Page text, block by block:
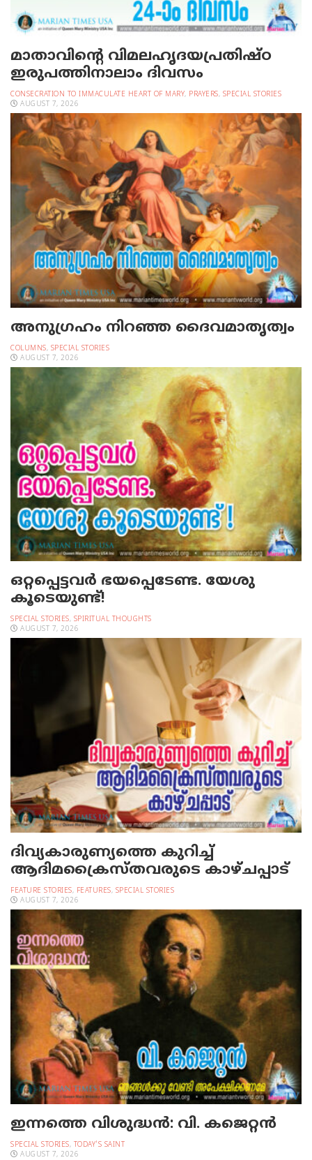
മാതാവിന്റെ വിമലഹൃദയപ്രതിഷ്ഠ
ഇരുപത്തിനാലാം ദിവസം
CONSECRATION TO IMMACULATE HEART OF MARY, PRAYERS, SPECIAL STORIES
AUGUST 7, 2026
അനുഗ്രഹം നിറഞ്ഞ ദൈവമാതൃത്വം
COLUMNS, SPECIAL STORIES
AUGUST 7, 2026
ഒറ്റപ്പെട്ടവര്‍ ഭയപ്പെടേണ്ട. യേശു
കൂടെയുണ്ട്!
SPECIAL STORIES, SPIRITUAL THOUGHTS
AUGUST 7, 2026
ദിവ്യകാരുണ്യത്തെ കുറിച്ച്
ആദിമക്രൈസ്തവരുടെ കാഴ്ചപ്പാട്
FEATURE STORIES, FEATURES, SPECIAL STORIES
AUGUST 7, 2026
ഇന്നത്തെ വിശുദ്ധന്‍: വി. കജെറ്റന്‍
SPECIAL STORIES, TODAY'S SAINT
AUGUST 7, 2026